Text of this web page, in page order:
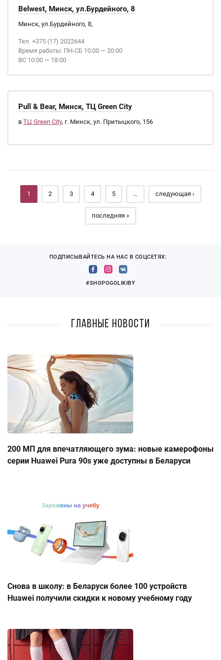
Belwest, Минск, ул.Бурдейного, 8
Минск, ул.Бурдейного, 8,
Тел. +375 (17) 2022644
Время работы: ПН-СБ 10:00 — 20:00
ВС 10:00 — 18:00
Pull & Bear, Минск, ТЦ Green City
в ТЦ Green City, г. Минск, ул. Притыцкого, 156
Страницы
1 2 3 4 5 … следующая ›
последняя »
ПОДПИСЫВАЙТЕСЬ НА НАС В СОЦСЕТЯХ:
#SHOPOGOLIKIBY
Главные новости
200 МП для впечатляющего зума: новые камерофоны
серии Huawei Pura 90s уже доступны в Беларуси
Снова в школу: в Беларуси более 100 устройств
Huawei получили скидки к новому учебному году